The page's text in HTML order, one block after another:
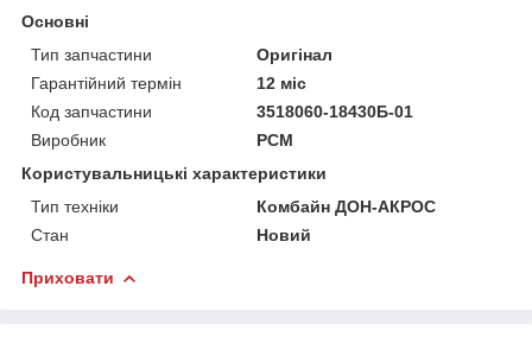
Основні
Тип запчастини
Оригінал
Гарантійний термін
12 міс
Код запчастини
3518060-18430Б-01
Виробник
РСМ
Користувальницькі характеристики
Тип техніки
Комбайн ДОН-АКРОС
Стан
Новий
Приховати